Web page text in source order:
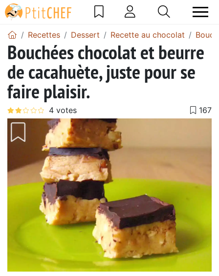
Recettes Dessert Recette au chocolat
Bouchées chocolat et beurre
de cacahuète, juste pour se
faire plaisir.